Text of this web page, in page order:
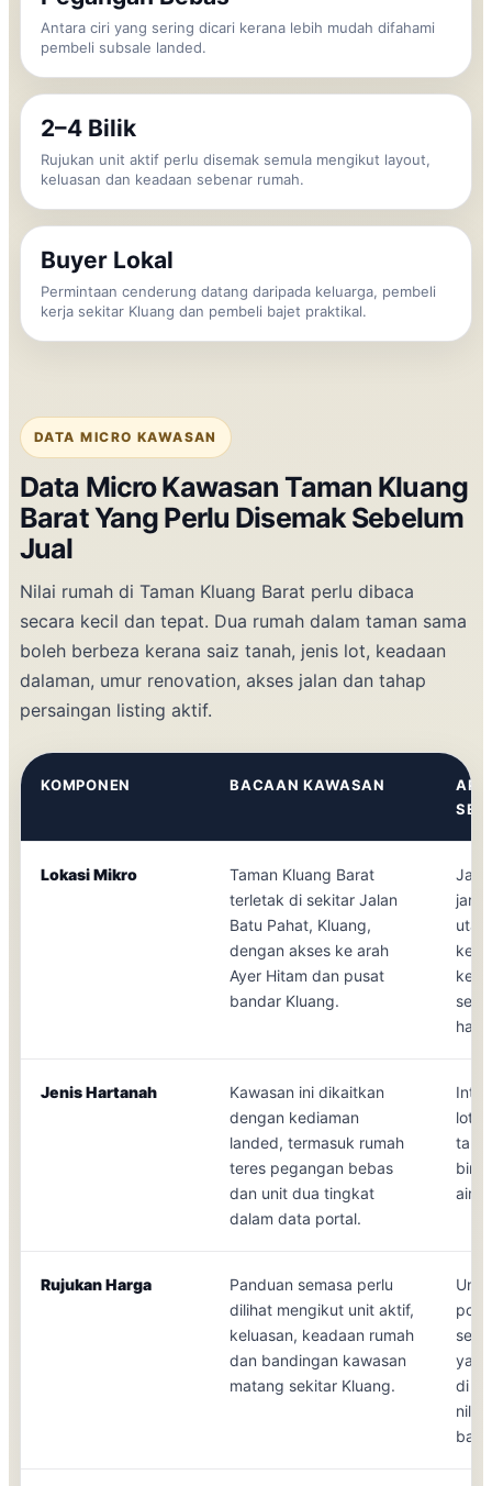
Antara ciri yang sering dicari kerana lebih mudah difahami
pembeli subsale landed.
2–4 Bilik
Rujukan unit aktif perlu disemak semula mengikut layout,
keluasan dan keadaan sebenar rumah.
Buyer Lokal
Permintaan cenderung datang daripada keluarga, pembeli
kerja sekitar Kluang dan pembeli bajet praktikal.
DATA MICRO KAWASAN
Data Micro Kawasan Taman Kluang
Barat Yang Perlu Disemak Sebelum
Jual
Nilai rumah di Taman Kluang Barat perlu dibaca
secara kecil dan tepat. Dua rumah dalam taman sama
boleh berbeza kerana saiz tanah, jenis lot, keadaan
dalaman, umur renovation, akses jalan dan tahap
persaingan listing aktif.
KOMPONEN BACAAN KAWASAN
Lokasi Mikro
Taman Kluang Barat
terletak di sekitar Jalan
Batu Pahat, Kluang,
dengan akses ke arah
Ayer Hitam dan pusat
bandar Kluang.
Jenis Hartanah
Kawasan ini dikaitkan
dengan kediaman
landed, termasuk rumah
teres pegangan bebas
dan unit dua tingkat
dalam data portal.
lot,
air
Rujukan Harga
Panduan semasa perlu
dilihat mengikut unit aktif,
keluasan, keadaan rumah
dan bandingan kawasan
matang sekitar Kluang.
Unit
di
nilai